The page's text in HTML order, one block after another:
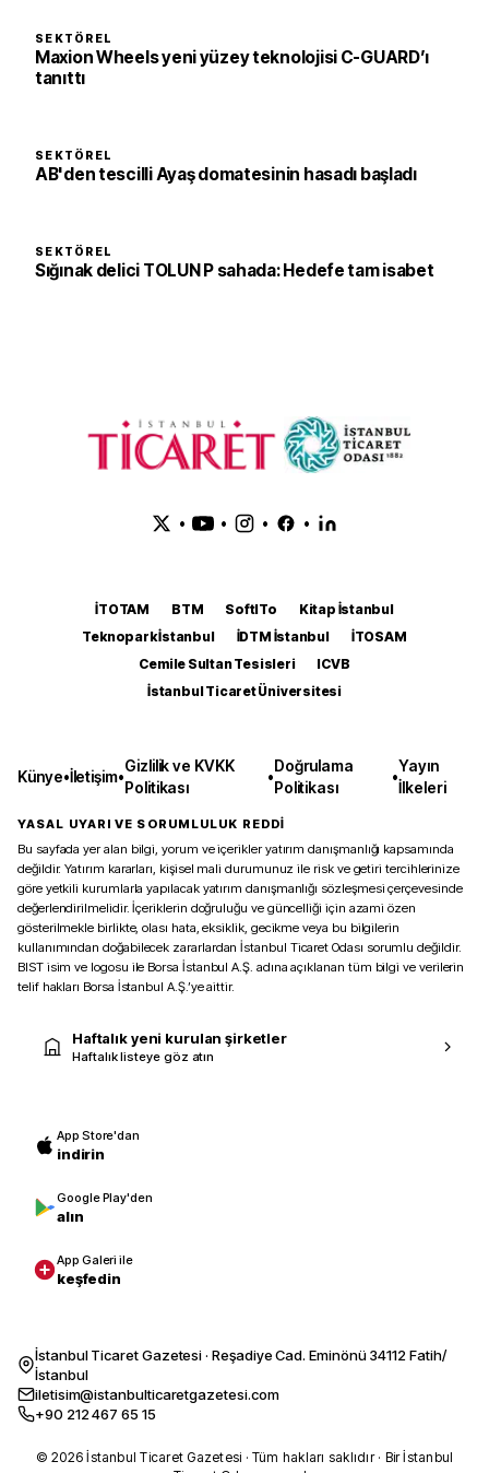
SEKTÖREL
Maxion Wheels yeni yüzey teknolojisi C-GUARD’ı
tanıttı
SEKTÖREL
AB'den tescilli Ayaş domatesinin hasadı başladı
SEKTÖREL
Sığınak delici TOLUN P sahada: Hedefe tam isabet
• • • •
İTOTAM BTM SoftITo
Kitap İstanbul
Teknopark İstanbul
İDTM İstanbul
İTOSAM
Cemile Sultan Tesisleri
ICVB
İstanbul Ticaret Üniversitesi
Künye•İletişim•
Gizlilik ve KVKK
Politikası
•
Doğrulama
Politikası
•
Yayın
İlkeleri
YASAL UYARI VE SORUMLULUK REDDİ
Bu sayfada yer alan bilgi, yorum ve içerikler yatırım danışmanlığı kapsamında
değildir. Yatırım kararları, kişisel mali durumunuz ile risk ve getiri tercihlerinize
göre yetkili kurumlarla yapılacak yatırım danışmanlığı sözleşmesi çerçevesinde
değerlendirilmelidir. İçeriklerin doğruluğu ve güncelliği için azami özen
gösterilmekle birlikte, olası hata, eksiklik, gecikme veya bu bilgilerin
kullanımından doğabilecek zararlardan İstanbul Ticaret Odası sorumlu değildir.
BIST isim ve logosu ile Borsa İstanbul A.Ş. adına açıklanan tüm bilgi ve verilerin
telif hakları Borsa İstanbul A.Ş.’ye aittir.
Haftalık yeni kurulan şirketler
Haftalık listeye göz atın
App Store'dan
indirin
Google Play'den
alın
App Galeri ile
keşfedin
İstanbul Ticaret Gazetesi · Reşadiye Cad. Eminönü 34112 Fatih/
İstanbul
iletisim@istanbulticaretgazetesi.com
+90 212 467 65 15
© 2026 İstanbul Ticaret Gazetesi · Tüm hakları saklıdır · Bir İstanbul